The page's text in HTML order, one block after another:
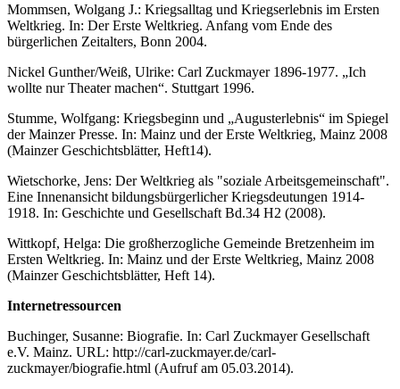
Mommsen, Wolgang J.: Kriegsalltag und Kriegserlebnis im Ersten
Weltkrieg. In: Der Erste Weltkrieg. Anfang vom Ende des
bürgerlichen Zeitalters, Bonn 2004.
Nickel Gunther/Weiß, Ulrike: Carl Zuckmayer 1896-1977. „Ich
wollte nur Theater machen“. Stuttgart 1996.
Stumme, Wolfgang: Kriegsbeginn und „Augusterlebnis“ im Spiegel
der Mainzer Presse. In: Mainz und der Erste Weltkrieg, Mainz 2008
(Mainzer Geschichtsblätter, Heft14).
Wietschorke, Jens: Der Weltkrieg als "soziale Arbeitsgemeinschaft".
Eine Innenansicht bildungsbürgerlicher Kriegsdeutungen 1914-
1918. In: Geschichte und Gesellschaft Bd.34 H2 (2008).
Wittkopf, Helga: Die großherzogliche Gemeinde Bretzenheim im
Ersten Weltkrieg. In: Mainz und der Erste Weltkrieg, Mainz 2008
(Mainzer Geschichtsblätter, Heft 14).
Internetressourcen
Buchinger, Susanne: Biografie. In: Carl Zuckmayer Gesellschaft
e.V. Mainz. URL: http://carl-zuckmayer.de/carl-
zuckmayer/biografie.html (Aufruf am 05.03.2014).